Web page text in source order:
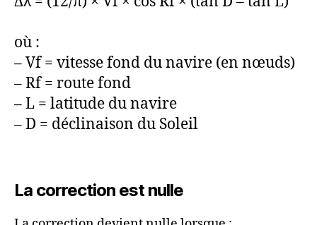
où :
– Vf = vitesse fond du navire (en nœuds)
– Rf = route fond
– L = latitude du navire
– D = déclinaison du Soleil
La correction est nulle